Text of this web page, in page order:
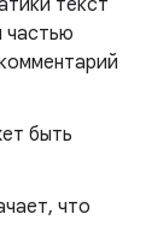
текст
частью
быть
что